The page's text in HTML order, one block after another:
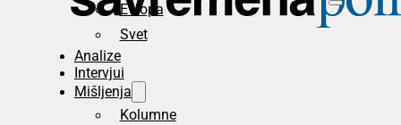
Evropa
Svet
Analize
Intervjui
Mišljenja
Kolumne